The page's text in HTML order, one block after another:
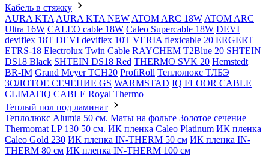
Кабель в стяжку
AURA KTA AURA KTA NEW ATOM ARC 18W ATOM ARC
Ultra 16W CALEO cable 18W Caleo Supercable 18W DEVI
deviflex 18T DEVI deviflex 10T VERIA flexicable 20 ERGERT
ETRS-18 Electrolux Twin Cable RAYCHEM T2Blue 20 SHTEIN
DS18 Black SHTEIN DS18 Red THERMO SVK 20 Hemstedt
BR-IM Grand Meyer TCH20 ProfiRoll Теплолюкс ТЛБЭ
ЗОЛОТОЕ СЕЧЕНИЕ GS WARMSTAD IQ FLOOR CABLE
CLIMATIQ CABLE Royal Thermo
Теплый пол под ламинат
Теплолюкс Alumia 50 см. Маты на фольге Золотое сечение
Thermomat LP 130 50 cм. ИК пленка Caleo Platinum ИК пленка
Caleo Gold 230 ИК пленка IN-THERM 50 см ИК пленка IN-
THERM 80 см ИК пленка IN-THERM 100 см